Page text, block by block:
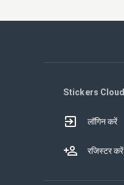
Stickers Cloud
लॉगिन करें
रजिस्टर करें